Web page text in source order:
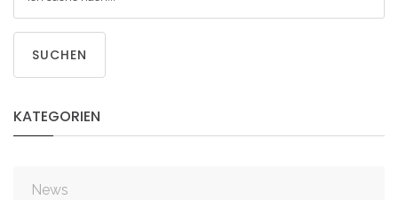
SUCHEN
KATEGORIEN
News